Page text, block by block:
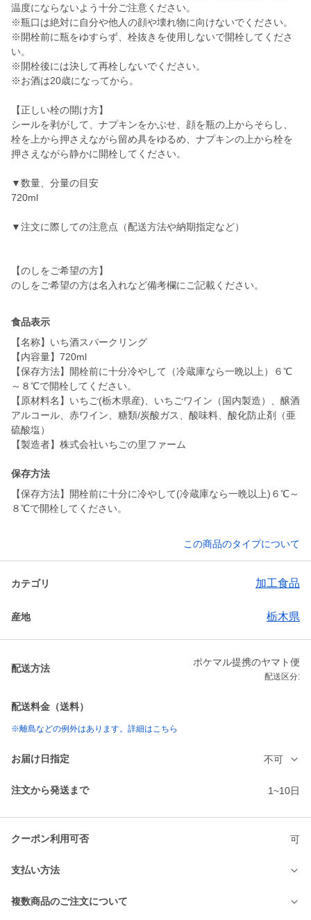
温度にならないよう十分ご注意ください。
※瓶口は絶対に自分や他人の顔や壊れ物に向けないでください。
※開栓前に瓶をゆすらず、栓抜きを使用しないで開栓してくださ
い。
※開栓後には決して再栓しないでください。
※お酒は20歳になってから。
【正しい栓の開け方】
シールを剥がして、ナプキンをかぶせ、顔を瓶の上からそらし、
栓を上から押さえながら留め具をゆるめ、ナプキンの上から栓を
押さえながら静かに開栓してください。
▼数量、分量の目安
720ml
▼注文に際しての注意点（配送方法や納期指定など）
【のしをご希望の方】
食品表示
【名称】いち酒スパークリング
【内容量】720ml
【保存方法】開栓前に十分冷やして（冷蔵庫なら一晩以上）６℃
～８℃で開栓してください。
【原材料名】いちご(栃木県産)、いちごワイン（国内製造）、醸酒
アルコール、赤ワイン、糖類/炭酸ガス、酸味料、酸化防止剤（亜
硫酸塩）
【製造者】株式会社いちごの里ファーム
保存方法
【保存方法】開栓前に十分に冷やして(冷蔵庫なら一晩以上)６℃～
８℃で開栓してください。
この商品のタイプについて
カテゴリ 加工食品
産地 栃木県
配送方法
ポケマル提携のヤマト便
配送区分:
配送料金（送料）
※離島などの例外はあります。詳細はこちら
お届け日指定 不可
注文から発送まで 1~10日
クーポン利用可否 可
支払い方法
複数商品のご注文について